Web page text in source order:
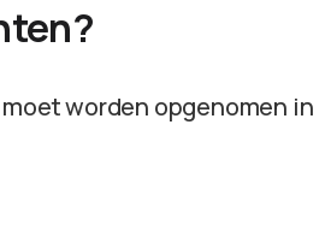
worden opgenomen in